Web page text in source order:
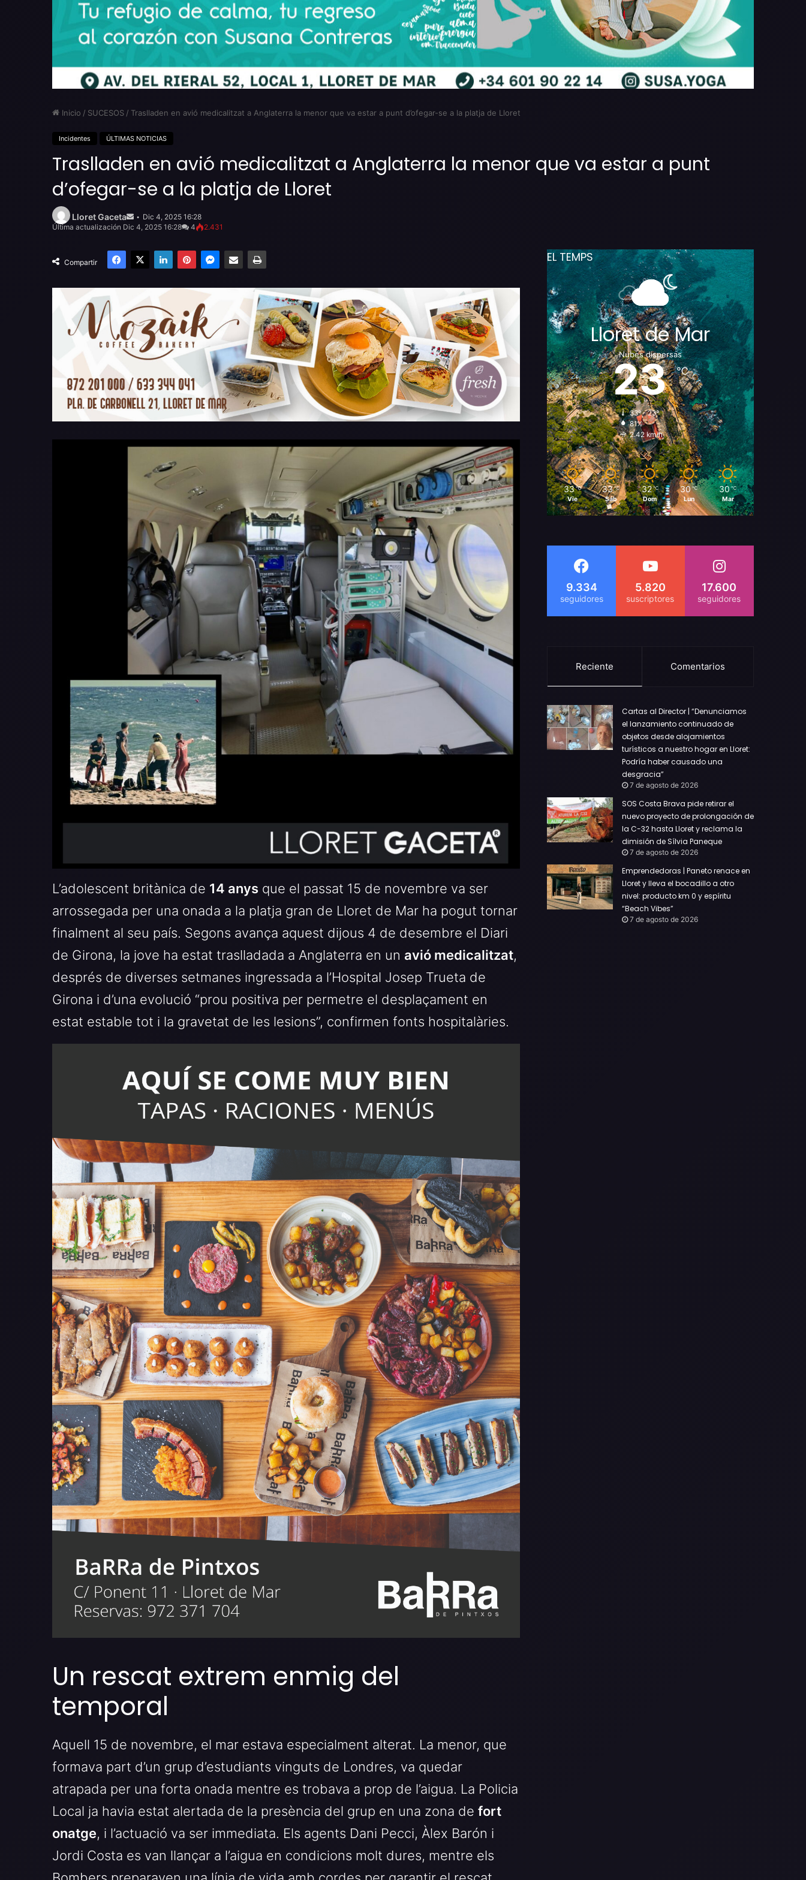
Inicio / SUCESOS / Traslladen en avió medicalitzat a Anglaterra la menor que va estar a punt d’ofegar-se a la platja de Lloret
Incidentes ÚLTIMAS NOTICIAS
Traslladen en avió medicalitzat a Anglaterra la menor que va estar a punt
d’ofegar-se a la platja de Lloret
Lloret Gaceta
emailDic 4, 2025 16:28
Última actualización Dic 4, 2025 16:28
4 2.431
Compartir
Facebook
X LinkedInPinterestMessenger
Compartir por email Imprimir
L’adolescent britànica de 14 anys que el passat 15 de novembre va ser
arrossegada per una onada a la platja gran de Lloret de Mar ha pogut tornar
finalment al seu país. Segons avança aquest dijous 4 de desembre el Diari
de Girona, la jove ha estat traslladada a Anglaterra en un avió medicalitzat,
després de diverses setmanes ingressada a l’Hospital Josep Trueta de
Girona i d’una evolució “prou positiva per permetre el desplaçament en
estat estable tot i la gravetat de les lesions”, confirmen fonts hospitalàries.
Un rescat extrem enmig del
temporal
Aquell 15 de novembre, el mar estava especialment alterat. La menor, que
formava part d’un grup d’estudiants vinguts de Londres, va quedar
atrapada per una forta onada mentre es trobava a prop de l’aigua. La Policia
Local ja havia estat alertada de la presència del grup en una zona de fort
onatge, i l’actuació va ser immediata. Els agents Dani Pecci, Àlex Barón i
Jordi Costa es van llançar a l’aigua en condicions molt dures, mentre els
EL TEMPS
Lloret de Mar
Nubes dispersas
23℃
33º - 23º
81%
2.42 km/h
33 ℃
Vie
33 ℃
Sáb
32 ℃
Dom
30 ℃
Lun
30 ℃
Mar
9.334 5.820 17.600
Reciente Comentarios
Cartas al Director | “Denunciamos
el lanzamiento continuado de
objetos desde alojamientos
turísticos a nuestro hogar en Lloret:
Podría haber causado una
desgracia”
7 de agosto de 2026
SOS Costa Brava pide retirar el
nuevo proyecto de prolongación de
la C-32 hasta Lloret y reclama la
dimisión de Sílvia Paneque
7 de agosto de 2026
Emprendedoras | Paneto renace en
Lloret y lleva el bocadillo a otro
nivel: producto km 0 y espíritu
“Beach Vibes”
7 de agosto de 2026